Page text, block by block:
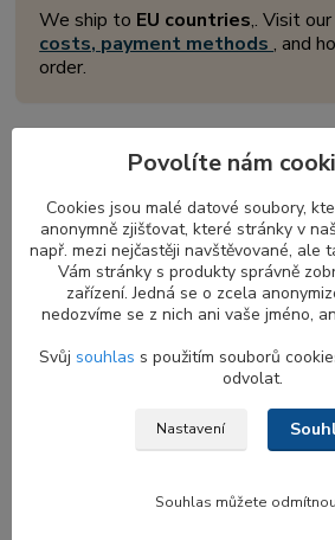
We ship to EU countries,. Visit
costs, payment methods, and
order.
Běžné problémy s
reproduktory u notebooků
Když přestanou fungovatreproduktory
frustrující a nepříjemné. Existuje několik
problému, včetně problémů s nastavením
problémů s ovladači zařízení a také
můžete podniknout několik kroků:
Zkontrolujte nastavení zvuku:
reproduktorů není ztlumená a je
interní reproduktory
Povolíte nám
Cookies jsou malé datové soubory,
anonymně zjišťovat, které stránky v
např. mezi nejčastěji navštěvované, ale
Vám stránky s produkty správně
zařízení. Jedná se o zcela
nedozvíme se z nich ani vaše jméno,
Svůj souhlas s použitím souborů
odvolat.
Nastavení
Souhlas můžete